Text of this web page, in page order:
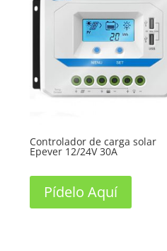
Controlador de carga solar
Epever 12/24V 30A
Pídelo Aquí